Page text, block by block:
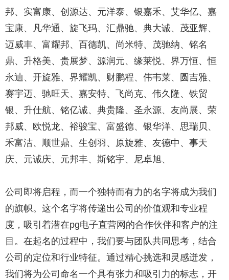
邦、实富康、创源达、元洋泰、银嘉禾、艾华亿、嘉
宝康、凡华通、旋飞玛、汇鼎驰、典大诚、茂亚辉、
迈威丰、富耀邦、百德凯、尚米特、茂驰纳、铭名
鼎、升格美、贵展梦、源润元、缘莱悦、界万恒、恒
永迪、开旋雅、界耀凯、财鹏程、伟韦莱、圆吉雅、
赛宇迈、驰旺天、嘉安特、飞尚克、伟久隆、铁贸
银、升仕航、铭亿诚、典贵隆、圣永源、友尚展、荣
邦威、欧悦龙、裕骏宝、富盛德、银华洋、思瑞贝、
禾富洁、顺世鼎、生创羽、原旋雅、友德中、事天
庆、元诚庆、元邦丰、斯铭宇、尼卓旭、
公司即将启程，而一个独特而有力的名字将成为我们
的旗帜。这个名字将传递出公司的价值观和专业程
度，吸引着潜在pg电子直营网的合作伙伴和客户的注
目。在起名的过程中，我们要与团队共同思考，结合
公司的定位和行业特征。通过精心挑选和灵感迸发，
我们将为公司命名一个具有张力和吸引力的标志，开